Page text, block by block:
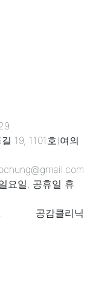
19, 1101호(여의
요일, 공휴일 휴
공감클리닉